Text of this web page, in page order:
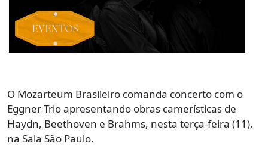
O Mozarteum Brasileiro comanda concerto com o
Eggner Trio apresentando obras camerísticas de
Haydn, Beethoven e Brahms, nesta terça-feira (11),
na Sala São Paulo.